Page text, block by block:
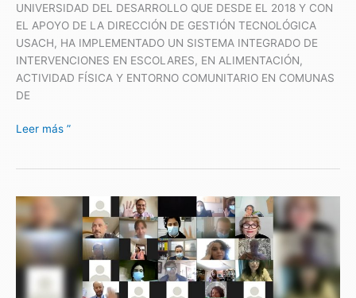
UNIVERSIDAD DEL DESARROLLO QUE DESDE EL 2018 Y CON
EL APOYO DE LA DIRECCIÓN DE GESTIÓN TECNOLÓGICA
USACH, HA IMPLEMENTADO UN SISTEMA INTEGRADO DE
INTERVENCIONES EN ESCOLARES, EN ALIMENTACIÓN,
ACTIVIDAD FÍSICA Y ENTORNO COMUNITARIO EN COMUNAS
DE
Leer más ”
Proyecto
de
Facultad
de
Ciencias